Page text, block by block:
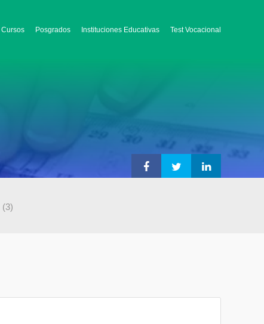
Cursos Posgrados Instituciones Educativas Test Vocacional
(3)